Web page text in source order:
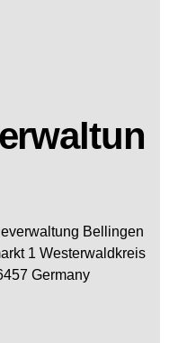
Bellingen
1 Westerwaldkreis
Germany